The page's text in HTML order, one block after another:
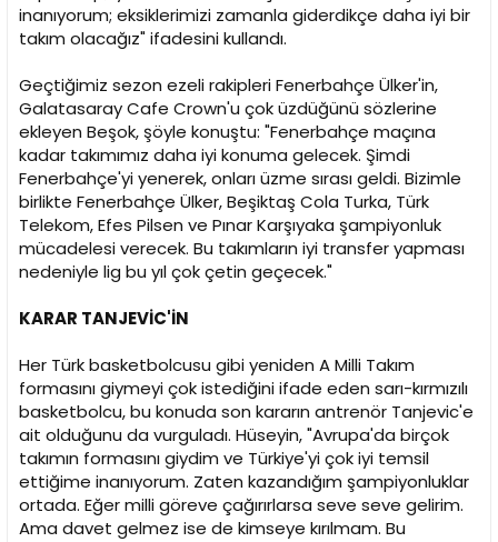
inanıyorum; eksiklerimizi zamanla giderdikçe daha iyi bir
takım olacağız" ifadesini kullandı.
Geçtiğimiz sezon ezeli rakipleri Fenerbahçe Ülker'in,
Galatasaray Cafe Crown'u çok üzdüğünü sözlerine
ekleyen Beşok, şöyle konuştu: "Fenerbahçe maçına
kadar takımımız daha iyi konuma gelecek. Şimdi
Fenerbahçe'yi yenerek, onları üzme sırası geldi. Bizimle
birlikte Fenerbahçe Ülker, Beşiktaş Cola Turka, Türk
Telekom, Efes Pilsen ve Pınar Karşıyaka şampiyonluk
mücadelesi verecek. Bu takımların iyi transfer yapması
nedeniyle lig bu yıl çok çetin geçecek."
KARAR TANJEVİC'İN
Her Türk basketbolcusu gibi yeniden A Milli Takım
formasını giymeyi çok istediğini ifade eden sarı-kırmızılı
basketbolcu, bu konuda son kararın antrenör Tanjevic'e
ait olduğunu da vurguladı. Hüseyin, "Avrupa'da birçok
takımın formasını giydim ve Türkiye'yi çok iyi temsil
ettiğime inanıyorum. Zaten kazandığım şampiyonluklar
ortada. Eğer milli göreve çağırırlarsa seve seve gelirim.
Ama davet gelmez ise de kimseye kırılmam. Bu